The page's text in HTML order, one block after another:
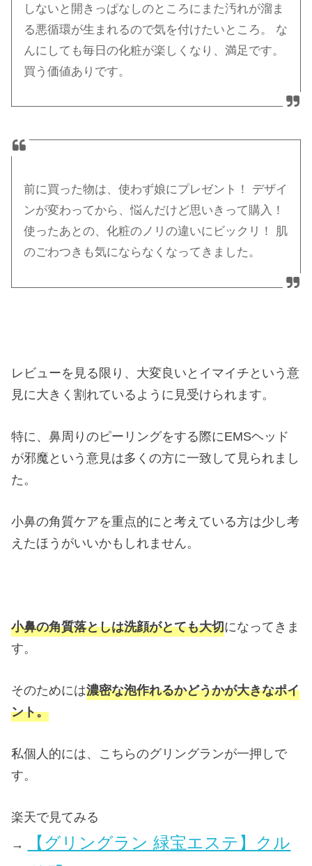
しないと開きっぱなしのところにまた汚れが溜ま
る悪循環が生まれるので気を付けたいところ。 な
んにしても毎日の化粧が楽しくなり、満足です。
買う価値ありです。
前に買った物は、使わず娘にプレゼント！ デザイ
ンが変わってから、悩んだけど思いきって購入！
使ったあとの、化粧のノリの違いにビックリ！ 肌
のごわつきも気にならなくなってきました。
レビューを見る限り、大変良いとイマイチという意
見に大きく割れているように見受けられます。
特に、鼻周りのピーリングをする際にEMSヘッド
が邪魔という意見は多くの方に一致して見られまし
た。
小鼻の角質ケアを重点的にと考えている方は少し考
えたほうがいいかもしれません。
小鼻の角質落としは洗顔がとても大切になってきま
す。
そのためには濃密な泡作れるかどうかが大きなポイ
ント。
私個人的には、こちらのグリングランが一押しで
す。
楽天で見てみる
→
【グリングラン 緑宝エステ】クル